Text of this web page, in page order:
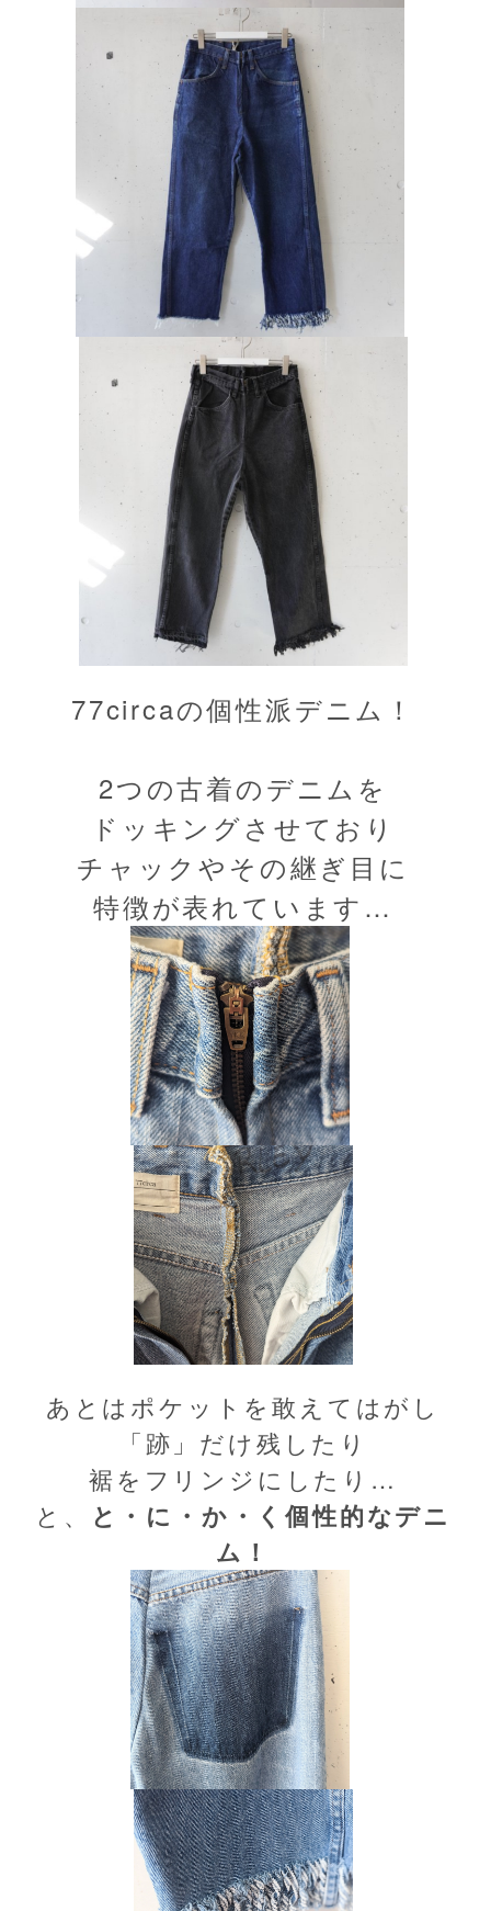
77circaの個性派デニム！
2つの古着のデニムを
ドッキングさせており
チャックやその継ぎ目に
特徴が表れています…
あとはポケットを敢えてはがし
「跡」だけ残したり
裾をフリンジにしたり…
と、
と・に・か・く個性的なデニ
ム！